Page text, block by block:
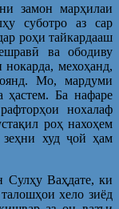
замон марҳилаи
суботро аз сар
роҳи тайкардааш
ва ободиву
мехоҳанд,
Мо, мардуми
ҳастем. Ба нафаре
нохалаф
роҳ нахоҳем
худ ҷой ҳам
Сулҳу Ваҳдате, ки
хело зиёд